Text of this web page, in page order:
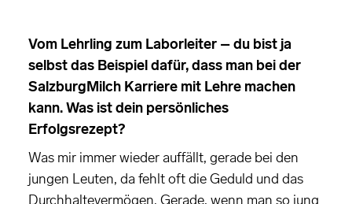
Vom Lehrling zum Laborleiter – du bist ja
selbst das Beispiel dafür, dass man bei der
SalzburgMilch Karriere mit Lehre machen
kann. Was ist dein persönliches
Erfolgsrezept?
Was mir immer wieder auffällt, gerade bei den
jungen Leuten, da fehlt oft die Geduld und das
Durchhaltevermögen. Gerade, wenn man so jung